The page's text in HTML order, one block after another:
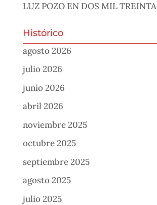
LUZ POZO EN DOS MIL TREINTA
Histórico
agosto 2026
julio 2026
junio 2026
abril 2026
noviembre 2025
octubre 2025
septiembre 2025
agosto 2025
julio 2025